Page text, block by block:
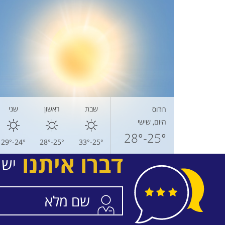
רודוס
היום, שישי
25°-28°
שבת
25°-33°
ראשון
25°-28°
שני
24°-29°
דברו איתנו